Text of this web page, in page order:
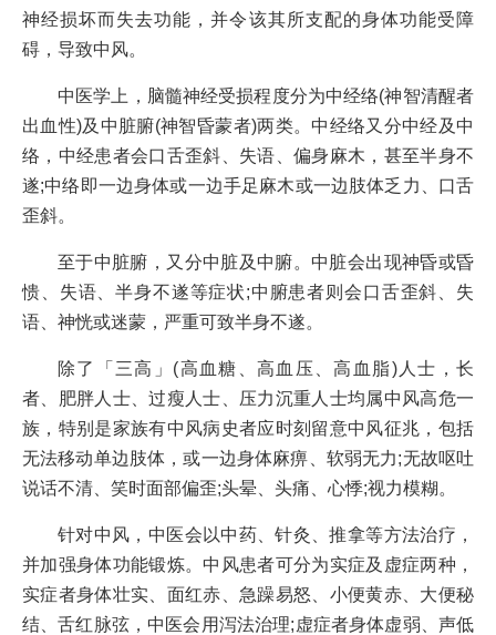
神经损坏而失去功能，并令该其所支配的身体功能受障
碍，导致中风。
中医学上，脑髓神经受损程度分为中经络(神智清醒者
出血性)及中脏腑(神智昏蒙者)两类。中经络又分中经及中
络，中经患者会口舌歪斜、失语、偏身麻木，甚至半身不
遂;中络即一边身体或一边手足麻木或一边肢体乏力、口舌
歪斜。
至于中脏腑，又分中脏及中腑。中脏会出现神昏或昏
愦、失语、半身不遂等症状;中腑患者则会口舌歪斜、失
语、神恍或迷蒙，严重可致半身不遂。
除了「三高」(高血糖、高血压、高血脂)人士，长
者、肥胖人士、过瘦人士、压力沉重人士均属中风高危一
族，特别是家族有中风病史者应时刻留意中风征兆，包括
无法移动单边肢体，或一边身体麻痹、软弱无力;无故呕吐
说话不清、笑时面部偏歪;头晕、头痛、心悸;视力模糊。
针对中风，中医会以中药、针灸、推拿等方法治疗，
并加强身体功能锻炼。中风患者可分为实症及虚症两种，
实症者身体壮实、面红赤、急躁易怒、小便黄赤、大便秘
结、舌红脉弦，中医会用泻法治理;虚症者身体虚弱、声低